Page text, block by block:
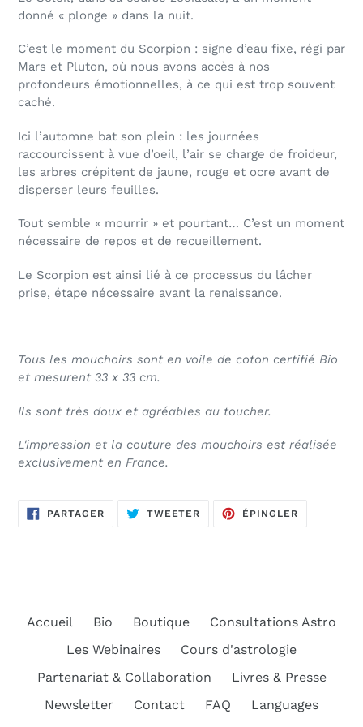
donné « plonge » dans la nuit.
C’est le moment du Scorpion : signe d’eau fixe, régi par
Mars et Pluton, où nous avons accès à nos
profondeurs émotionnelles, à ce qui est trop souvent
caché.
Ici l’automne bat son plein : les journées
raccourcissent à vue d’oeil, l’air se charge de froideur,
les arbres crépitent de jaune, rouge et ocre avant de
disperser leurs feuilles.
Tout semble « mourrir » et pourtant… C’est un moment
nécessaire de repos et de recueillement.
Le Scorpion est ainsi lié à ce processus du lâcher
prise, étape nécessaire avant la renaissance.
Tous les mouchoirs sont en voile de coton certifié Bio
et mesurent 33 x 33 cm.
Ils sont très doux et agréables au toucher.
L'impression et la couture des mouchoirs est réalisée
exclusivement en France.
PARTAGERPARTAGERTWEETER TWEETERÉPINGLER
Accueil Bio Boutique
Consultations Astro
Les Webinaires
Cours d'astrologie
Partenariat & Collaboration
Livres & Presse
Newsletter
Contact FAQ Languages